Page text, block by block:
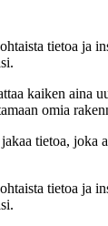
tietoa ja
kaiken aina
omia
tietoa, joka
tietoa ja